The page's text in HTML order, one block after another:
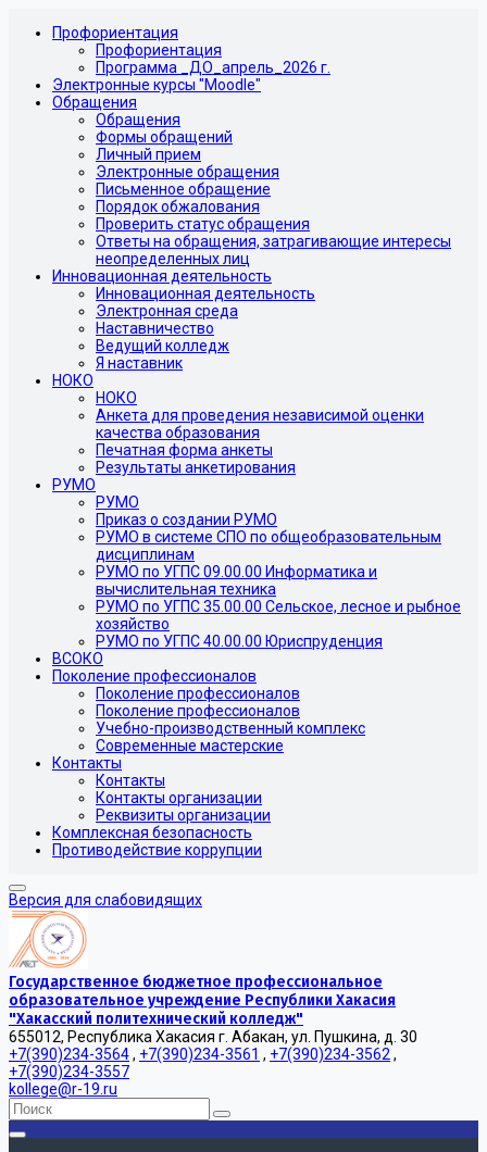
Профориентация
Профориентация
Программа _ДО_апрель_2026 г.
Электронные курсы "Moodle"
Обращения
Обращения
Формы обращений
Личный прием
Электронные обращения
Письменное обращение
Порядок обжалования
Проверить статус обращения
Ответы на обращения, затрагивающие интересы
неопределенных лиц
Инновационная деятельность
Инновационная деятельность
Электронная среда
Наставничество
Ведущий колледж
Я наставник
НОКО
НОКО
Анкета для проведения независимой оценки
качества образования
Печатная форма анкеты
Результаты анкетирования
РУМО
РУМО
Приказ о создании РУМО
РУМО в системе СПО по общеобразовательным
дисциплинам
РУМО по УГПС 09.00.00 Информатика и
вычислительная техника
РУМО по УГПС 35.00.00 Сельское, лесное и рыбное
хозяйство
РУМО по УГПС 40.00.00 Юриспруденция
ВСОКО
Поколение профессионалов
Поколение профессионалов
Поколение профессионалов
Учебно-производственный комплекс
Современные мастерские
Контакты
Контакты
Контакты организации
Реквизиты организации
Комплексная безопасность
Противодействие коррупции
Версия для слабовидящих
Государственное бюджетное профессиональное
образовательное учреждение Республики Хакасия
"Хакасский политехнический колледж"
655012, Республика Хакасия г. Абакан, ул. Пушкина, д. 30
+7(390)234-3564, +7(390)234-3561 , +7(390)234-3562 ,
+7(390)234-3557
kollege@r-19.ru